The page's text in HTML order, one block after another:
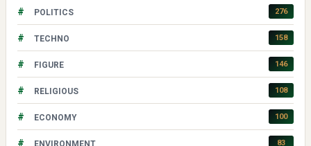
# POLITICS 276
# TECHNO 158
# FIGURE 146
# RELIGIOUS 108
# ECONOMY 100
# ENVIRONMENT 83